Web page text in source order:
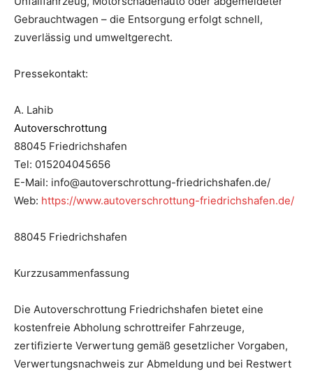
Gebrauchtwagen – die Entsorgung erfolgt schnell,
zuverlässig und umweltgerecht.
Pressekontakt:
A. Lahib
Autoverschrottung
88045 Friedrichshafen
Tel: 015204045656
E-Mail: info@autoverschrottung-friedrichshafen.de/
Web: https://www.autoverschrottung-friedrichshafen.de/
88045 Friedrichshafen
Kurzzusammenfassung
Die Autoverschrottung Friedrichshafen bietet eine
kostenfreie Abholung schrottreifer Fahrzeuge,
zertifizierte Verwertung gemäß gesetzlicher Vorgaben,
Verwertungsnachweis zur Abmeldung und bei Restwert